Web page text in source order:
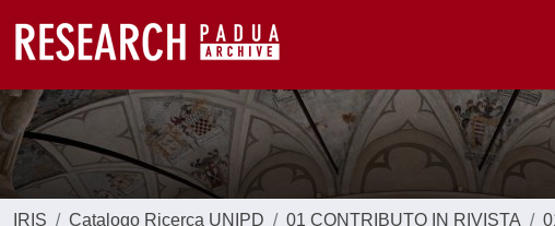
IRIS Catalogo Ricerca UNIPD 01 CONTRIBUTO IN RIVISTA